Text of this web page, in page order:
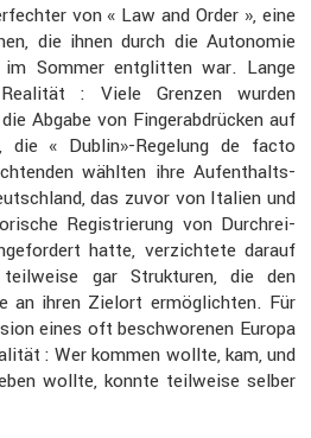
von « Law and Order », eine
die ihnen durch die Autonomie
im Sommer entglitten war. Lange
: Viele Grenzen wurden
Abgabe von Finger­ab­drü­cken auf
die « Dublin»-Regelung de facto
wählten ihre Aufent­halts­
das zuvor von Italien und
Regis­trie­rung von Durch­rei­
hatte, verzich­tete darauf
gar Struk­turen, die den
an ihren Zielort ermög­lichten. Für
eines oft beschwo­renen Europa
: Wer kommen wollte, kam, und
wollte, konnte teilweise selber